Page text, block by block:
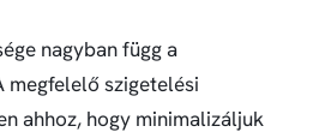
nagyban függ a
megfelelő szigetelési
ahhoz, hogy minimalizáljuk